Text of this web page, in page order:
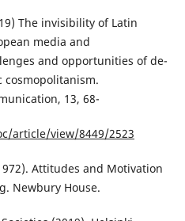
The invisibility of Latin
media and
and opportunities of de-
cosmopolitanism.
13, 68-
article/view/8449/2523
Attitudes and Motivation
Newbury House.